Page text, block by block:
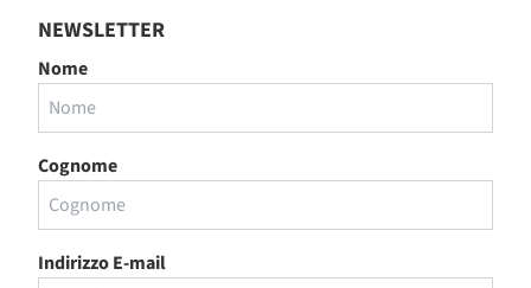
NEWSLETTER
Nome
Cognome
Indirizzo E-mail